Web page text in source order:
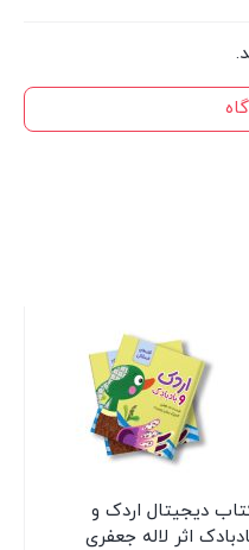
دیجیتال اردک و
اثر لاله جعفری